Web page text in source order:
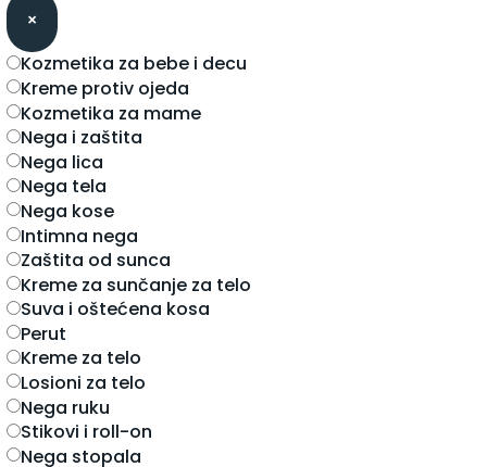
×
kozmetika za bebe i decu
kreme protiv ojeda
kozmetika za mame
nega i zaštita
nega lica
nega tela
nega kose
intimna nega
zaštita od sunca
kreme za sunčanje za telo
suva i oštećena kosa
perut
kreme za telo
losioni za telo
nega ruku
stikovi i roll-on
nega stopala